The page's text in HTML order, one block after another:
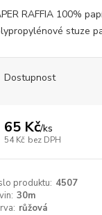
RAFFIA 100%
stuze
Dostupnost
65 Kč/ks
54 Kč bez DPH
produktu: 4507
30m
růžová